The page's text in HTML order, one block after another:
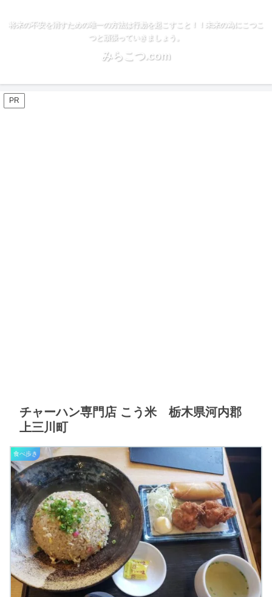
将来の不安を消すための唯一の方法は行動を起こすこと！！未来の為にこつこ
つと頑張っていきましょう。
みらこつ.com
PR
チャーハン専門店 こう米 栃木県河内郡
上三川町
食べ歩き